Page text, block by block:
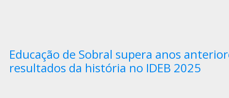
Educação de Sobral supera anos
resultados da história no IDEB 2025